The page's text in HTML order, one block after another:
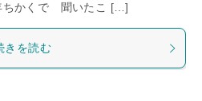
ちかくで 聞いたこ […]
きを読む